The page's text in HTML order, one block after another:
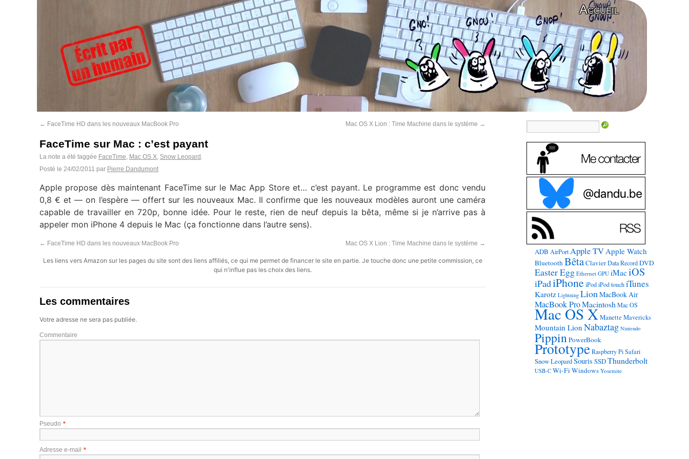
Accueil
← FaceTime HD dans les nouveaux MacBook Pro Mac OS X Lion : Time Machine dans le système →
FaceTime sur Mac : c’est payant
La note a été taggée FaceTime, Mac OS X, Snow Leopard .
Posté le 24/02/2011 par Pierre Dandumont
Apple propose dès maintenant FaceTime sur le Mac App Store et… c’est payant. Le programme est donc vendu
0,8 € et — on l’espère — offert sur les nouveaux Mac. Il confirme que les nouveaux modèles auront une caméra
capable de travailler en 720p, bonne idée. Pour le reste, rien de neuf depuis la bêta, même si je n’arrive pas à
appeler mon iPhone 4 depuis le Mac (ça fonctionne dans l’autre sens).
← FaceTime HD dans les nouveaux MacBook Pro Mac OS X Lion : Time Machine dans le système →
Les liens vers Amazon sur les pages du site sont des liens affiliés, ce qui me permet de financer le site en partie. Je touche donc une petite commission, ce
qui n'influe pas les choix des liens.
Les commentaires
Votre adresse ne sera pas publiée.
Commentaire
Pseudo *
Adresse e-mail *
ADB AirPort Apple TVApple Watch
BluetoothBêtaClavier Data Record DVD
Easter Egg Ethernet GPU iMaciOS
iPadiPhone iPod iPod touch iTunes
Karotz Lightning LionMacBook Air
MacBook ProMacintosh Mac OS
Mac OS X Manette Mavericks
Mountain Lion Nabaztag Nintendo
PippinPowerBook
Prototype Raspberry Pi Safari
Snow LeopardSouris SSDThunderbolt
USB-C Wi-FiWindows Yosemite